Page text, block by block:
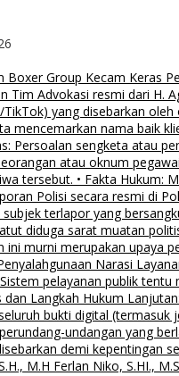
Boxer Group Kecam Keras
Advokasi resmi dari H.
yang disebarkan oleh
mencemarkan nama baik
Persoalan sengketa atau
atau oknum
tersebut. • Fakta Hukum:
Polisi secara resmi di
terlapor yang
diduga sarat muatan
murni merupakan upaya
Narasi
pelayanan publik tentu
Langkah Hukum
bukti digital (termasuk
undangan yang
demi kepentingan
M.H Ferlan Niko, S.HI.,